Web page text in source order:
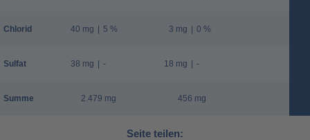
Chlorid
Sulfat
Summe
40 mg | 5 %
38 mg | -
2.479 mg
3 mg | 0 %
18 mg | -
456 mg
Seite teilen: